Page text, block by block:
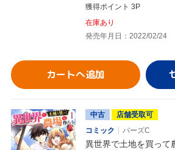
獲得ポイント 3P
在庫あり
発売年月日：2022/02/24
カートへ追加
中古
店舗受取可
コミック
バーズC
異世界で土地を買って